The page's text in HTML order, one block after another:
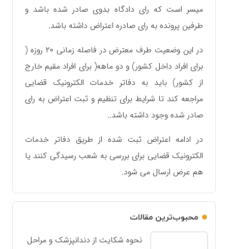
میسر است که رای دادگاه بدوی صادر شده باشد و
طرفین پرونده به رای صادره اعتراض داشته باشد.
در این وضعیت طرف معترض در فاصله زمانی ۲۰ روزه (
برای افراد داخل کشور) و دو ماهه( برای افراد مقیم خارج
از کشور) باید به دفاتر خدمات الکترونیک قضایی
مراجعه کند تا شرایط برای تنظیم و ثبت اعتراض به رای
صادر شده وجود داشته باشد..
در ادامه اعتراض ثبت شده از طریق دفاتر خدمات
الکترونیک قضایی برای بررسی به شعب رسیدگی کنند یا
هم عرض ارسال می شود.
محبوب‌ترین مقالات
نحوه شکایت از دندانپزشک و مراحل